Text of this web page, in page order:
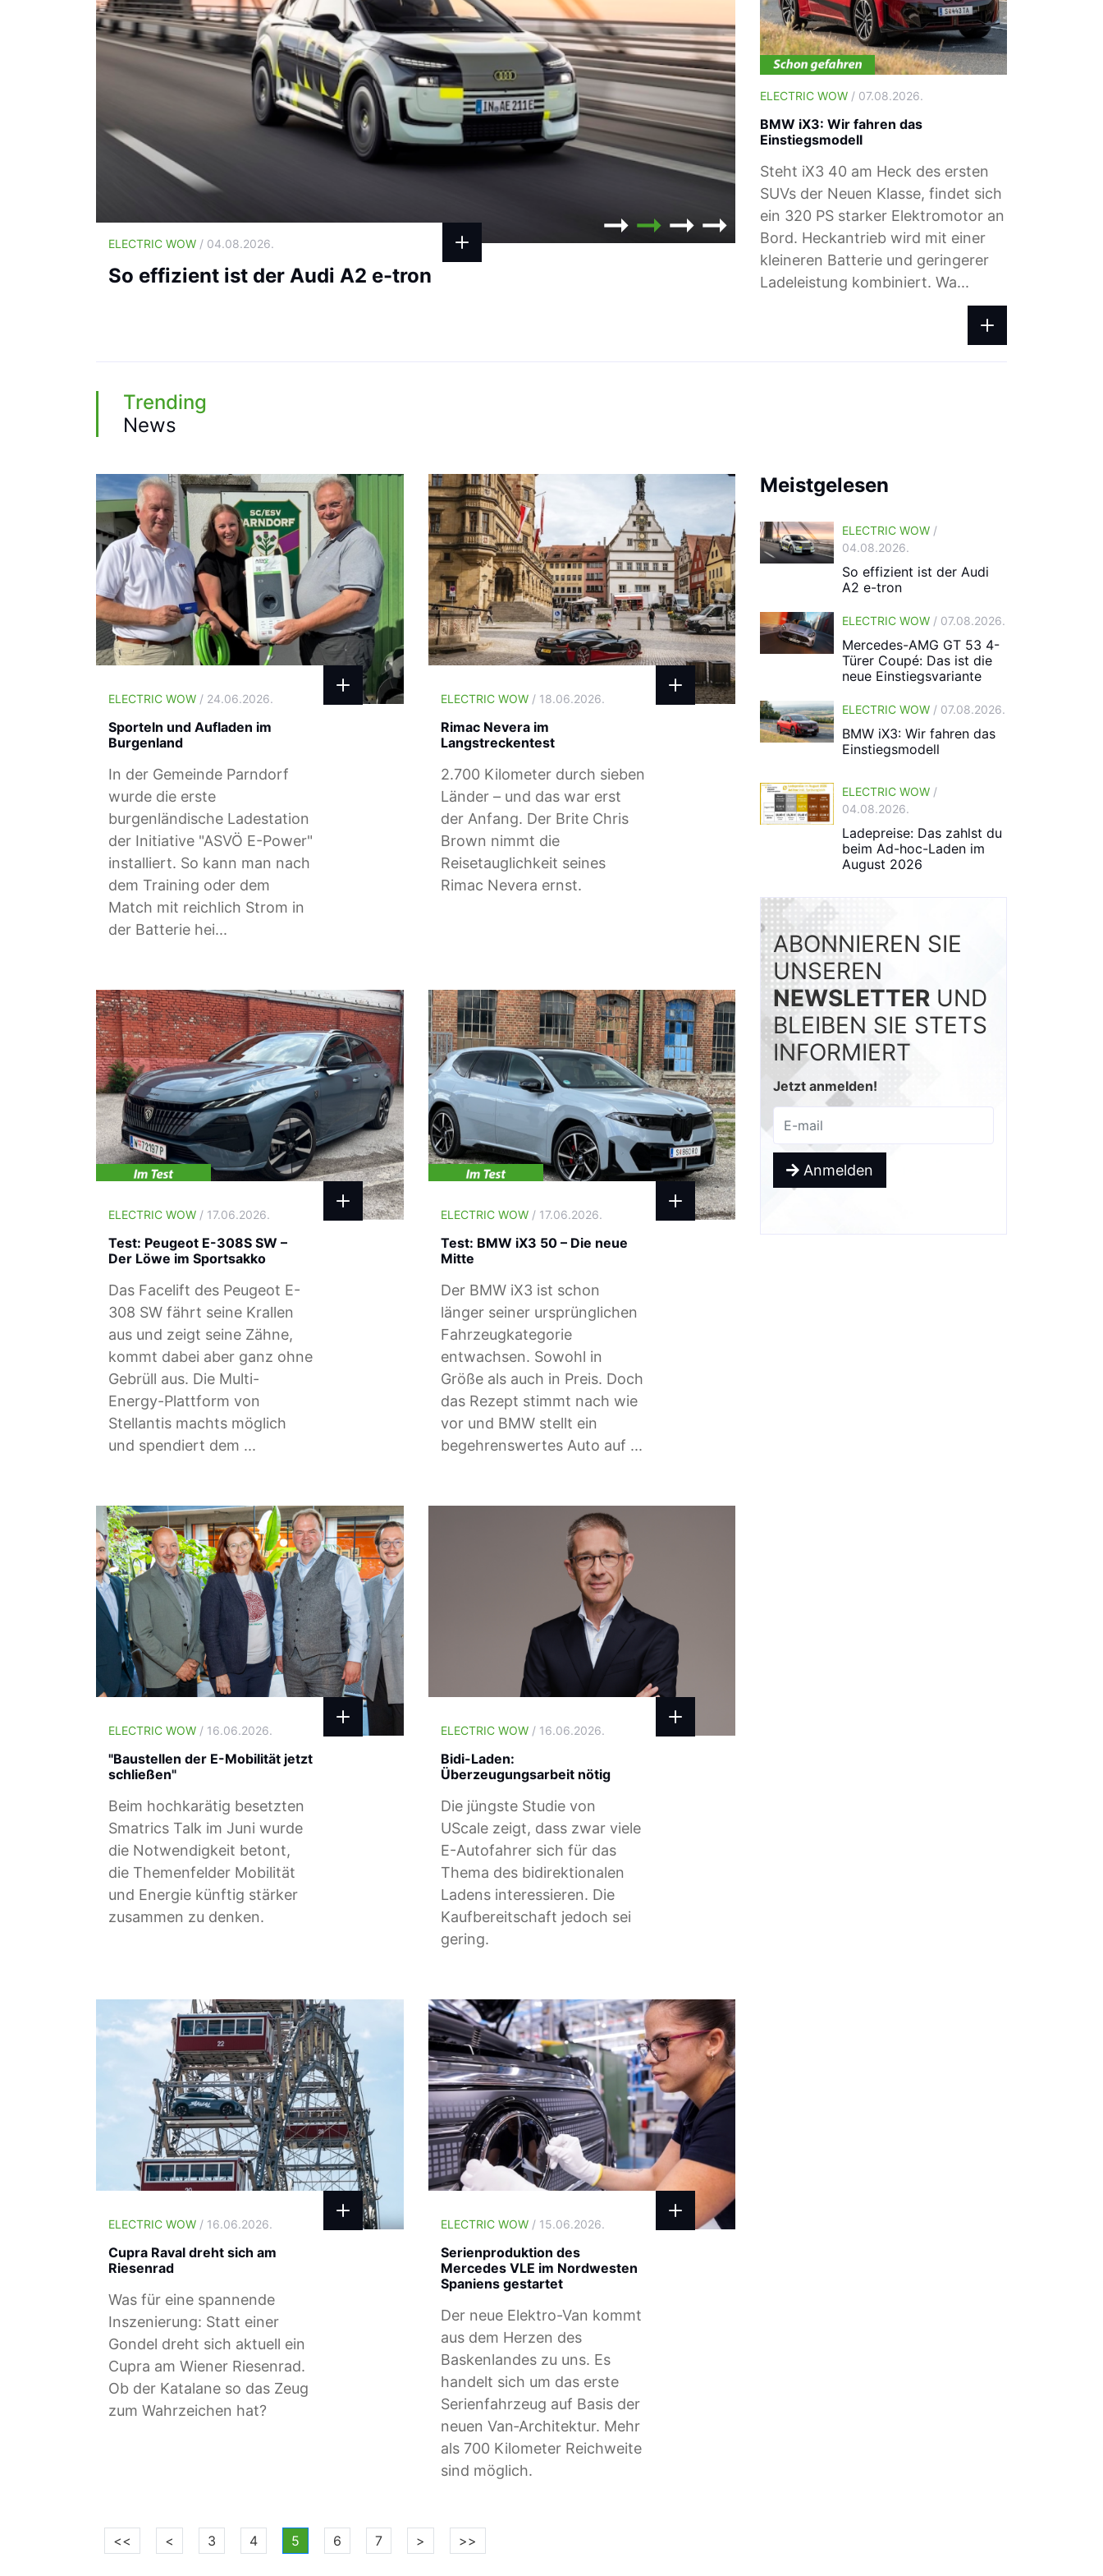
ELECTRIC WOW / 04.08.2026.
So effizient ist der Audi A2 e-tron
ELECTRIC WOW/ 04.08.2026.
Ladepreise: Das zahlst du beim Ad-
Laden im August 2026
ELECTRIC WOW / 07.08.2026.
BMW iX3: Wir fahren das
Einstiegsmodell
Steht iX3 40 am Heck des ersten
SUVs der Neuen Klasse, findet sich
ein 320 PS starker Elektromotor an
Bord. Heckantrieb wird mit einer
kleineren Batterie und geringerer
Ladeleistung kombiniert. Wa...
Trending
News
ELECTRIC WOW / 24.06.2026.
Sporteln und Aufladen im
Burgenland
In der Gemeinde Parndorf
wurde die erste
burgenländische Ladestation
der Initiative "ASVÖ E-Power"
installiert. So kann man nach
dem Training oder dem
Match mit reichlich Strom in
der Batterie hei...
ELECTRIC WOW/ 18.06.2026.
Rimac Nevera im
Langstreckentest
2.700 Kilometer durch sieben
Länder – und das war erst
der Anfang. Der Brite Chris
Brown nimmt die
Reisetauglichkeit seines
Rimac Nevera ernst.
ELECTRIC WOW / 17.06.2026.
Test: Peugeot E-308S SW –
Der Löwe im Sportsakko
Das Facelift des Peugeot E-
308 SW fährt seine Krallen
aus und zeigt seine Zähne,
kommt dabei aber ganz ohne
Gebrüll aus. Die Multi-
Energy-Plattform von
Stellantis machts möglich
und spendiert dem ...
ELECTRIC WOW/ 17.06.2026.
Test: BMW iX3 50 – Die neue
Mitte
Der BMW iX3 ist schon
länger seiner ursprünglichen
Fahrzeugkategorie
entwachsen. Sowohl in
Größe als auch in Preis. Doch
das Rezept stimmt nach wie
vor und BMW stellt ein
begehrenswertes Auto auf ...
ELECTRIC WOW / 16.06.2026.
"Baustellen der E-Mobilität jetzt
schließen"
Beim hochkarätig besetzten
Smatrics Talk im Juni wurde
die Notwendigkeit betont,
die Themenfelder Mobilität
und Energie künftig stärker
zusammen zu denken.
ELECTRIC WOW/ 16.06.2026.
Bidi-Laden:
Überzeugungsarbeit nötig
Die jüngste Studie von
UScale zeigt, dass zwar viele
E-Autofahrer sich für das
Thema des bidirektionalen
Ladens interessieren. Die
Kaufbereitschaft jedoch sei
gering.
ELECTRIC WOW / 16.06.2026.
Cupra Raval dreht sich am
Riesenrad
Was für eine spannende
Inszenierung: Statt einer
Gondel dreht sich aktuell ein
Cupra am Wiener Riesenrad.
Ob der Katalane so das Zeug
zum Wahrzeichen hat?
ELECTRIC WOW/ 15.06.2026.
Serienproduktion des
Mercedes VLE im Nordwesten
Spaniens gestartet
Der neue Elektro-Van kommt
aus dem Herzen des
Baskenlandes zu uns. Es
handelt sich um das erste
Serienfahrzeug auf Basis der
neuen Van‑Architektur. Mehr
als 700 Kilometer Reichweite
sind möglich.
<< < 3 4 5 6 7 > >>
Meistgelesen
ELECTRIC WOW /
04.08.2026.
So effizient ist der Audi
A2 e-tron
ELECTRIC WOW / 07.08.2026.
Mercedes-AMG GT 53 4-
Türer Coupé: Das ist die
neue Einstiegsvariante
ELECTRIC WOW / 07.08.2026.
BMW iX3: Wir fahren das
Einstiegsmodell
ELECTRIC WOW /
04.08.2026.
Ladepreise: Das zahlst du
beim Ad-hoc-Laden im
August 2026
ABONNIEREN SIE
UNSEREN
NEWSLETTER UND
BLEIBEN SIE STETS
INFORMIERT
Jetzt anmelden!
Anmelden